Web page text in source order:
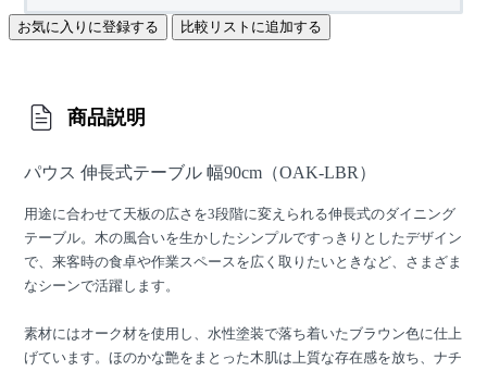
お気に入りに登録する 比較リストに追加する
商品説明
パウス 伸長式テーブル 幅90cm（OAK-LBR）
用途に合わせて天板の広さを3段階に変えられる伸長式のダイニング
テーブル。木の風合いを生かしたシンプルですっきりとしたデザイン
で、来客時の食卓や作業スペースを広く取りたいときなど、さまざま
なシーンで活躍します。
素材にはオーク材を使用し、水性塗装で落ち着いたブラウン色に仕上
げています。ほのかな艶をまとった木肌は上質な存在感を放ち、ナチ